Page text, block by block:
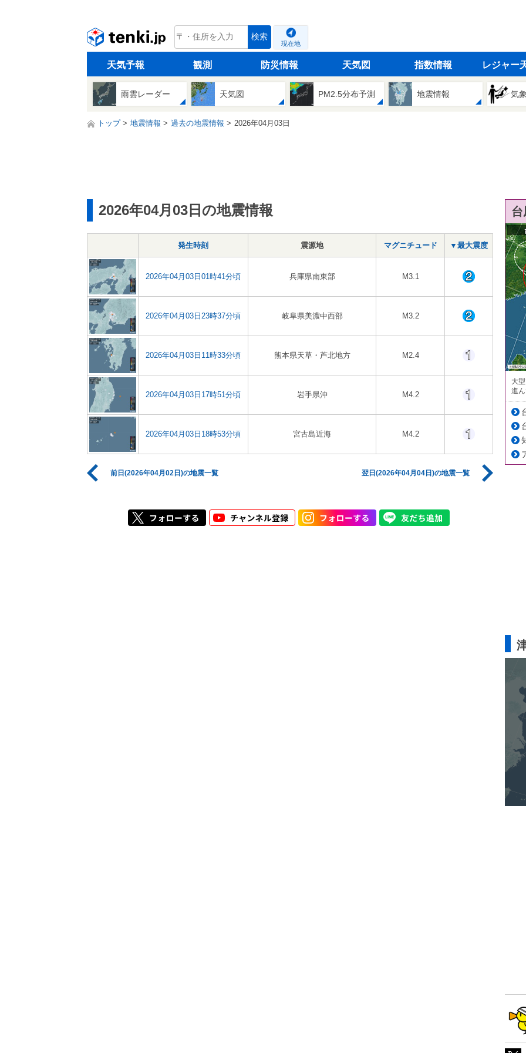
tenki.jp 検索
現在地
天気予報 観測 防災情報 天気図 指数情報 レジャー
雨雲レーダー 天気図 PM2.5分布予測 地震情報 気
トップ 地震情報 過去の地震情報 2026年04月03日
2026年04月03日の地震情報
発生時刻 震源地 マグニチュード ▼最大震度
2026年04月03日01時41分頃 兵庫県南東部 M3.1
2026年04月03日23時37分頃 岐阜県美濃中西部 M3.2
2026年04月03日11時33分頃 熊本県天草・芦北地方 M2.4
2026年04月03日17時51分頃 岩手県沖 M4.2
2026年04月03日18時53分頃 宮古島近海 M4.2
前日(2026年04月02日)の地震一覧 翌日(2026年04月04日)の地震一覧
大
進